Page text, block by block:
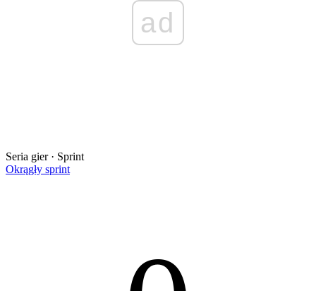
ad
Seria gier · Sprint
Okrągły sprint